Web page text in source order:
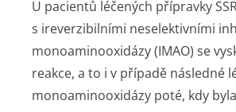
U pacientů léčených přípravky
s ireverzibilními neselektivními
monoaminooxidázy (IMAO) se
reakce, a to i v případě následné
monoaminooxidázy poté, kdy